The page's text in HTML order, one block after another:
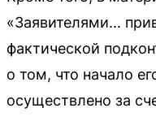
«Заявителями...
фактической
о том, что начало
осуществлено за